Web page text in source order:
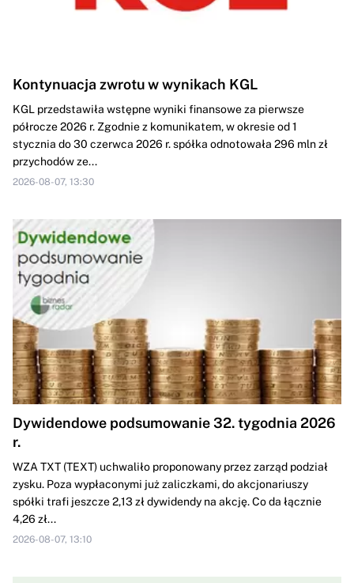
Kontynuacja zwrotu w wynikach KGL
KGL przedstawiła wstępne wyniki finansowe za pierwsze
półrocze 2026 r. Zgodnie z komunikatem, w okresie od 1
stycznia do 30 czerwca 2026 r. spółka odnotowała 296 mln zł
przychodów ze...
2026-08-07, 13:30
Dywidendowe podsumowanie 32. tygodnia 2026
r.
WZA TXT (TEXT) uchwaliło proponowany przez zarząd podział
zysku. Poza wypłaconymi już zaliczkami, do akcjonariuszy
spółki trafi jeszcze 2,13 zł dywidendy na akcję. Co da łącznie
4,26 zł...
2026-08-07, 13:10